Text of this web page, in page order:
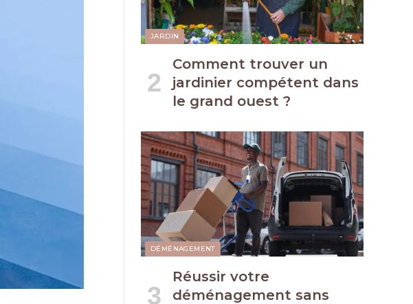
JARDIN
Comment trouver un
jardinier compétent dans
le grand ouest ?
DÉMÉNAGEMENT
Réussir votre
déménagement sans